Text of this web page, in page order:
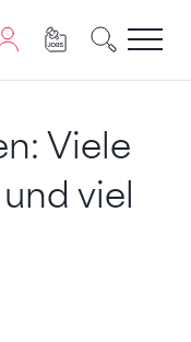
sur ce site.
Viele
viel